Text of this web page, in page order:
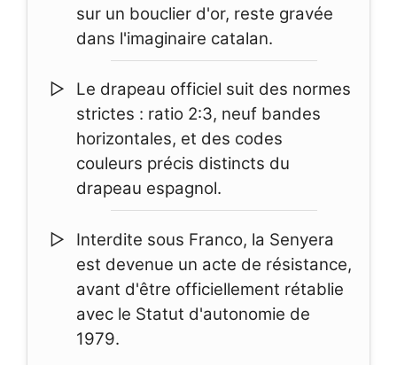
sur un bouclier d'or, reste gravée
dans l'imaginaire catalan.
Le drapeau officiel suit des normes
strictes : ratio 2:3, neuf bandes
horizontales, et des codes
couleurs précis distincts du
drapeau espagnol.
Interdite sous Franco, la Senyera
est devenue un acte de résistance,
avant d'être officiellement rétablie
avec le Statut d'autonomie de
1979.